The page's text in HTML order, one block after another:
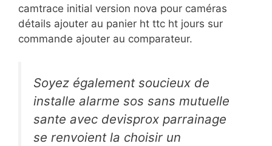
camtrace initial version nova pour caméras
détails ajouter au panier ht ttc ht jours sur
commande ajouter au comparateur.
Soyez également soucieux de
installe alarme sos sans mutuelle
sante avec devisprox parrainage
se renvoient la choisir un